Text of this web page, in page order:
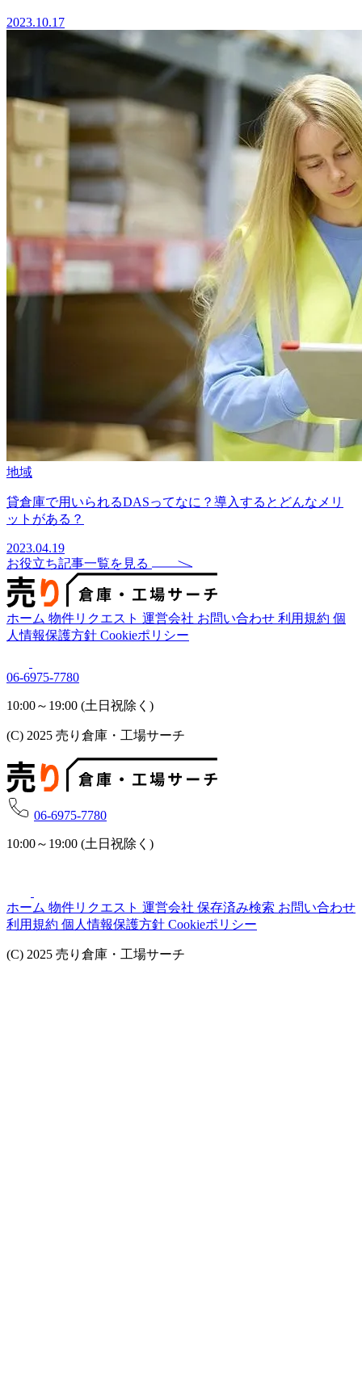
2023.10.17
地域
貸倉庫で用いられるDASってなに？導入するとどんなメリ
ットがある？
2023.04.19
お役立ち記事一覧を見る
ホーム 物件リクエスト 運営会社 お問い合わせ 利用規約 個
人情報保護方針 Cookieポリシー
06-6975-7780
10:00～19:00 (土日祝除く)
(C) 2025 売り倉庫・工場サーチ
06-6975-7780
10:00～19:00 (土日祝除く)
ホーム 物件リクエスト 運営会社 保存済み検索 お問い合わせ
利用規約 個人情報保護方針 Cookieポリシー
(C) 2025 売り倉庫・工場サーチ